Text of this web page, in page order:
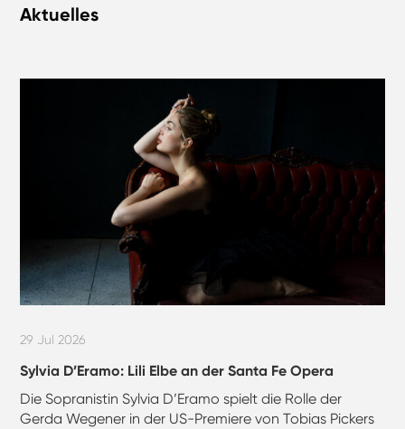
Aktuelles
29 Jul 2026
Sylvia D’Eramo: Lili Elbe an der Santa Fe Opera
Die Sopranistin Sylvia D’Eramo spielt die Rolle der
Gerda Wegener in der US-Premiere von Tobias Pickers